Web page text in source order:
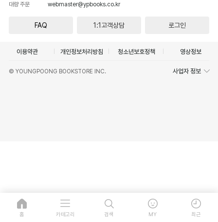
대량 주문
webmaster@ypbooks.co.kr
FAQ 1:1고객상담 로그인
이용약관 개인정보처리방침 청소년보호정책 영상정보
© YOUNGPOONG BOOKSTORE INC. 사업자 정보
홈 카테고리 검색 MY 최근